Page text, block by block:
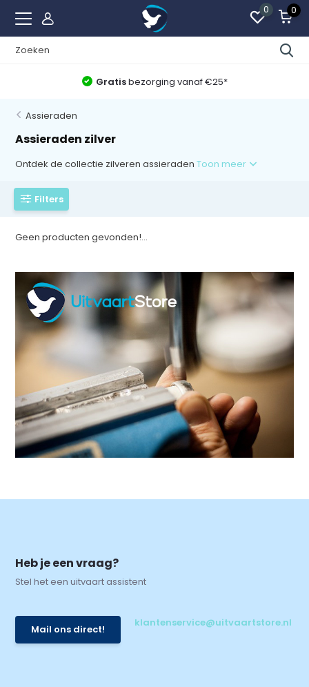
0 0
Gratisbezorging vanaf €25*
Assieraden
Assieraden zilver
Ontdek de collectie zilveren assieradenToon meer
Filters
Geen producten gevonden!...
Heb je een vraag?
Stel het een uitvaart assistent
Mail ons direct!
klantenservice@uitvaartstore.nl